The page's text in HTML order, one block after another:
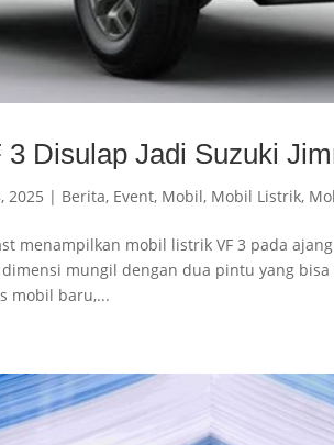
3 Disulap Jadi Suzuki
2025 | Berita, Event, Mobil, Mobil Listrik,
menampilkan mobil listrik VF 3 pada
mungil dengan dua pintu yang
mobil baru,...